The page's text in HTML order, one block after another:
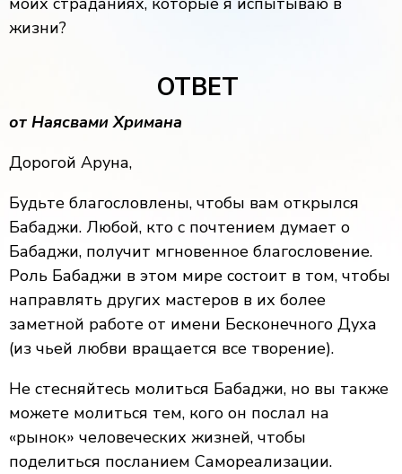
жизни?
ОТВЕТ
от Наясвами Хримана
Дорогой Аруна,
Будьте благословлены, чтобы вам открылся
Бабаджи. Любой, кто с почтением думает о
Бабаджи, получит мгновенное благословение.
Роль Бабаджи в этом мире состоит в том, чтобы
направлять других мастеров в их более
заметной работе от имени Бесконечного Духа
(из чьей любви вращается все творение).
Не стесняйтесь молиться Бабаджи, но вы также
можете молиться тем, кого он послал на
«рынок» человеческих жизней, чтобы
поделиться посланием Самореализации.